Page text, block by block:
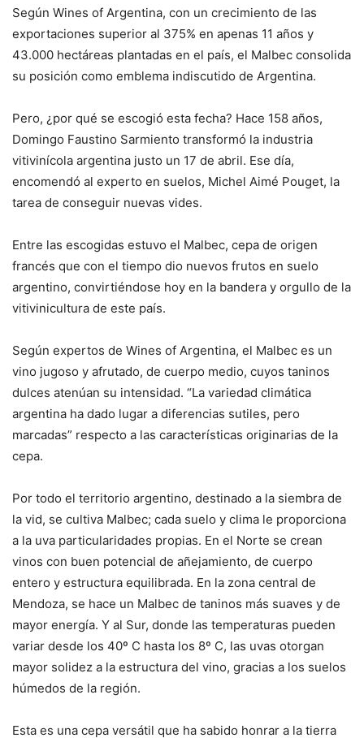
Según Wines of Argentina, con un crecimiento de las
exportaciones superior al 375% en apenas 11 años y
43.000 hectáreas plantadas en el país, el Malbec consolida
su posición como emblema indiscutido de Argentina.
Pero, ¿por qué se escogió esta fecha? Hace 158 años,
Domingo Faustino Sarmiento transformó la industria
vitivinícola argentina justo un 17 de abril. Ese día,
encomendó al experto en suelos, Michel Aimé Pouget, la
tarea de conseguir nuevas vides.
Entre las escogidas estuvo el Malbec, cepa de origen
francés que con el tiempo dio nuevos frutos en suelo
argentino, convirtiéndose hoy en la bandera y orgullo de la
vitivinicultura de este país.
Según expertos de Wines of Argentina, el Malbec es un
vino jugoso y afrutado, de cuerpo medio, cuyos taninos
dulces atenúan su intensidad. “La variedad climática
argentina ha dado lugar a diferencias sutiles, pero
marcadas” respecto a las características originarias de la
cepa.
Por todo el territorio argentino, destinado a la siembra de
la vid, se cultiva Malbec; cada suelo y clima le proporciona
a la uva particularidades propias. En el Norte se crean
vinos con buen potencial de añejamiento, de cuerpo
entero y estructura equilibrada. En la zona central de
Mendoza, se hace un Malbec de taninos más suaves y de
mayor energía. Y al Sur, donde las temperaturas pueden
variar desde los 40º C hasta los 8º C, las uvas otorgan
mayor solidez a la estructura del vino, gracias a los suelos
húmedos de la región.
Esta es una cepa versátil que ha sabido honrar a la tierra